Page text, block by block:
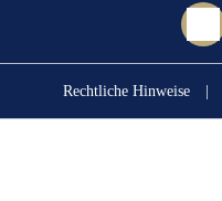
Rechtliche Hinweise